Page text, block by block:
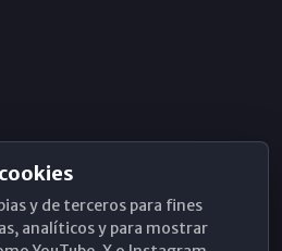
y de terceros para fines
analíticos y para mostrar